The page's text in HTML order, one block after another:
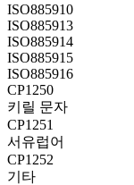
ISO885910
ISO885913
ISO885914
ISO885915
ISO885916
CP1250
키릴 문자
CP1251
서유럽어
CP1252
기타